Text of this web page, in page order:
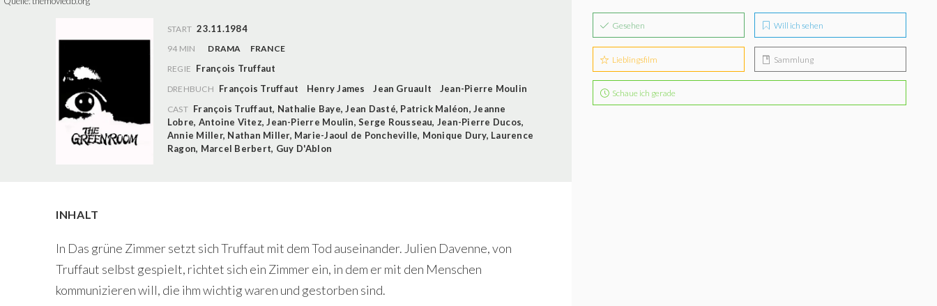
START 23.11.1984
94 MIN DRAMA
FRANCE
REGIE François Truffaut
DREHBUCH François Truffaut Henry James Jean Gruault Jean-Pierre Moulin
CAST François Truffaut, Nathalie Baye,Jean Dasté, Patrick Maléon,Jeanne
Lobre, Antoine Vitez,Jean-Pierre Moulin,Serge Rousseau, Jean-Pierre Ducos,
Annie Miller, Nathan Miller, Marie-Jaoul de Poncheville, Monique Dury, Laurence
Ragon, Marcel Berbert, Guy D'Ablon
INHALT
In Das grüne Zimmer setzt sich Truffaut mit dem Tod auseinander. Julien Davenne, von
Truffaut selbst gespielt, richtet sich ein Zimmer ein, in dem er mit den Menschen
kommunizieren will, die ihm wichtig waren und gestorben sind.
Gesehen Will ich sehen
Lieblingsfilm Sammlung
Schaue ich gerade